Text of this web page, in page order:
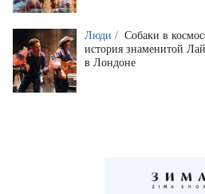
Люди / Собаки в
история знаменитой
в Лондоне